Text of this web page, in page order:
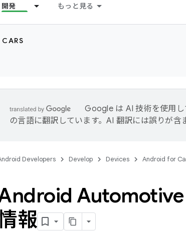
開発 もっと見る
Google は AI 技術を使用
の言語に翻訳しています。AI 翻訳には誤りが含
Developers Develop Devices Android for
Automotive
報